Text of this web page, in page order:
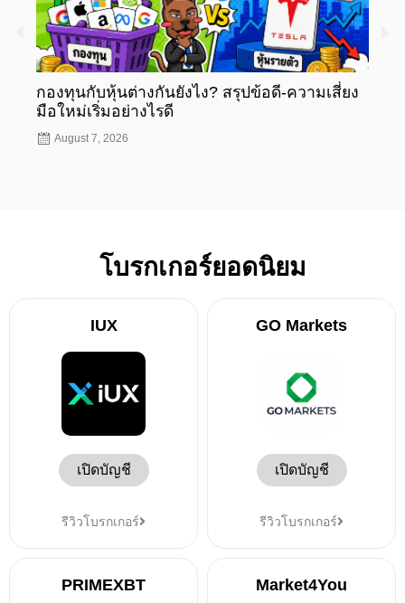
กองทุนกับหุ้นต่างกันยังไง? สรุปข้อดี-ความเสี่ยง
มือใหม่เริ่มอย่างไรดี
August 7, 2026
โบรกเกอร์ยอดนิยม
IUX
เปิดบัญชี
รีวิวโบรกเกอร์
GO Markets
เปิดบัญชี
รีวิวโบรกเกอร์
PRIMEXBT Market4You